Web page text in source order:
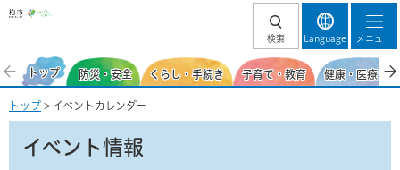
柏市
検索 Language メニュー
トップ 防災・安全 くらし・手続き 子育て・教育 健康・医療・
トップ > イベントカレンダー
イベント情報